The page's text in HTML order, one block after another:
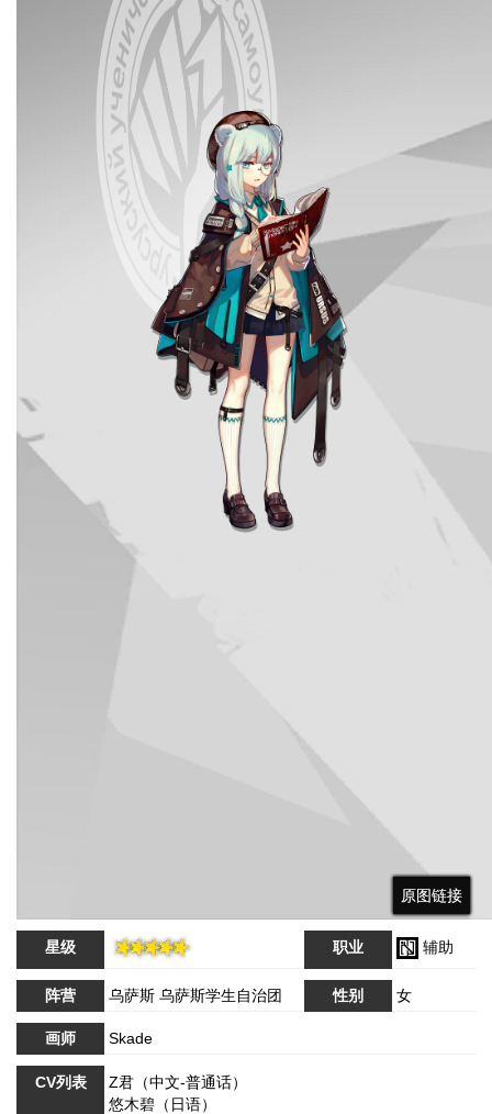
原图链接
原图链接
原图链接
星级 职业 辅助
阵营 乌萨斯 乌萨斯学生自治团 性别 女
画师 Skade
CV列表
Z君（中文-普通话）
悠木碧（日语）